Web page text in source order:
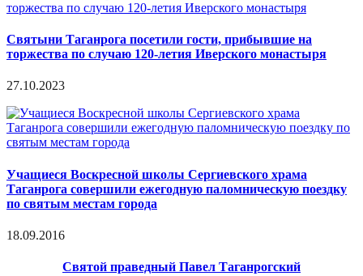
Святыни Таганрога посетили гости, прибывшие на
торжества по случаю 120-летия Иверского монастыря
27.10.2023
Учащиеся Воскресной школы Сергиевского храма
Таганрога совершили ежегодную паломническую поездку
по святым местам города
18.09.2016
Святой праведный Павел Таганрогский